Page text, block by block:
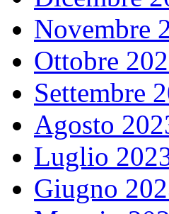
Novembre
Ottobre
Settembre
Agosto
Luglio
Giugno